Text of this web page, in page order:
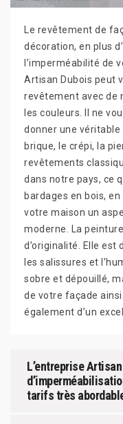
Le revêtement de
décoration, en plus
l’imperméabilité de
Artisan Dubois peut
revêtement avec de
les couleurs. Il ne
donner une
brique, le crépi, la
revêtements
dans notre pays, ce
bardages en bois,
votre maison un
moderne. La
d’originalité. Elle est
les salissures et
sobre et dépouillé,
de votre façade
également d’un
L’entreprise
tarifs très